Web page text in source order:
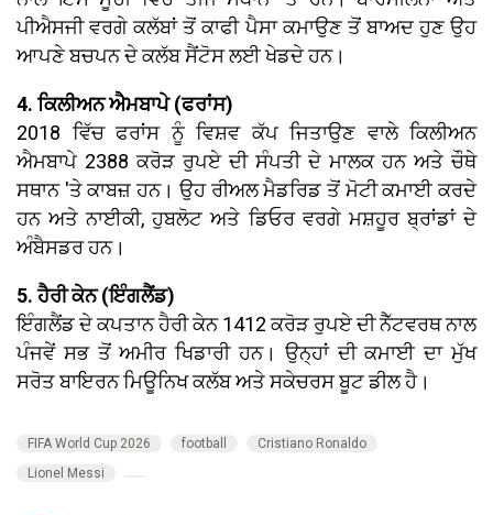
ਪੀਐਸਜੀ ਵਰਗੇ ਕਲੱਬਾਂ ਤੋਂ ਕਾਫੀ ਪੈਸਾ ਕਮਾਉਣ ਤੋਂ ਬਾਅਦ ਹੁਣ ਉਹ
ਆਪਣੇ ਬਚਪਨ ਦੇ ਕਲੱਬ ਸੈਂਟੋਸ ਲਈ ਖੇਡਦੇ ਹਨ।
4. ਕਿਲੀਅਨ ਐਮਬਾਪੇ (ਫਰਾਂਸ)
2018 ਵਿੱਚ ਫਰਾਂਸ ਨੂੰ ਵਿਸ਼ਵ ਕੱਪ ਜਿਤਾਉਣ ਵਾਲੇ ਕਿਲੀਅਨ
ਐਮਬਾਪੇ 2388 ਕਰੋੜ ਰੁਪਏ ਦੀ ਸੰਪਤੀ ਦੇ ਮਾਲਕ ਹਨ ਅਤੇ ਚੌਥੇ
ਸਥਾਨ 'ਤੇ ਕਾਬਜ਼ ਹਨ। ਉਹ ਰੀਅਲ ਮੈਡਰਿਡ ਤੋਂ ਮੋਟੀ ਕਮਾਈ ਕਰਦੇ
ਹਨ ਅਤੇ ਨਾਈਕੀ, ਹੁਬਲੋਟ ਅਤੇ ਡਿਓਰ ਵਰਗੇ ਮਸ਼ਹੂਰ ਬ੍ਰਾਂਡਾਂ ਦੇ
ਅੰਬੈਸਡਰ ਹਨ।
5. ਹੈਰੀ ਕੇਨ (ਇੰਗਲੈਂਡ)
ਇੰਗਲੈਂਡ ਦੇ ਕਪਤਾਨ ਹੈਰੀ ਕੇਨ 1412 ਕਰੋੜ ਰੁਪਏ ਦੀ ਨੈੱਟਵਰਥ ਨਾਲ
ਪੰਜਵੇਂ ਸਭ ਤੋਂ ਅਮੀਰ ਖਿਡਾਰੀ ਹਨ। ਉਨ੍ਹਾਂ ਦੀ ਕਮਾਈ ਦਾ ਮੁੱਖ
ਸਰੋਤ ਬਾਇਰਨ ਮਿਊਨਿਖ ਕਲੱਬ ਅਤੇ ਸਕੇਚਰਸ ਬੂਟ ਡੀਲ ਹੈ।
FIFA World Cup 2026 football
Cristiano Ronaldo
Lionel Messi